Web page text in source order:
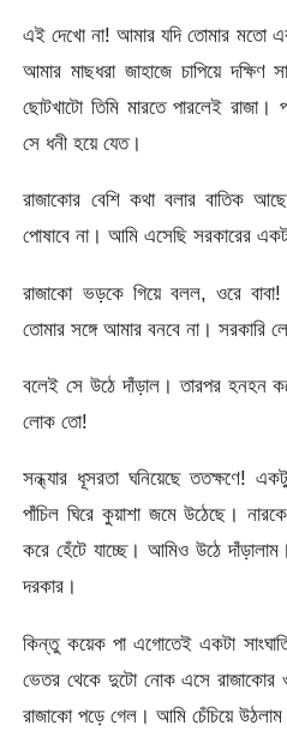
এই দেখো না! আমার যদি তোমার মতো
আমার মাছধরা জাহাজে চাপিয়ে দক্ষিণ
ছোটখাটো তিমি মারতে পারলেই
সে ধনী হয়ে যেত।
রাজাকোর বেশি কথা বলার বাতিক
পোষাবে না। আমি এসেছি সরকারের
রাজাকো ভড়কে গিয়ে বলল, ওরে
তোমার সঙ্গে আমার বনবে না। সরকারি
বলেই সে উঠে দাঁড়াল। তারপর হনহন
লোক তো!
সন্ধ্যার ধূসরতা ঘনিয়েছে ততক্ষণে!
পাঁচিল ঘিরে কুয়াশা জমে উঠেছে।
করে হেঁটে যাচ্ছে। আমিও উঠে
দরকার।
কিন্তু কয়েক পা এগোতেই একটা
ভেতর থেকে দুটো নোক এসে রাজাকোর
রাজাকো পড়ে গেল। আমি চেঁচিয়ে